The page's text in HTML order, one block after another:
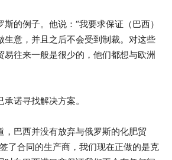
的例子。他说：“我要求保证（巴西）
生意，并且之后不会受到制裁。对这些
易往来一般是很少的，他们都想与欧洲
诺寻找解决方案。
，巴西并没有放弃与俄罗斯的化肥贸
了合同的生产商，我们现在正做的是克